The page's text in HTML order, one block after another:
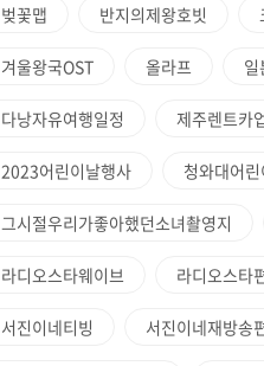
벚꽃맵 반지의제왕호빗
겨울왕국OST 올라프
다낭자유여행일정 제주렌트카
2023어린이날행사 청와대어
그시절우리가좋아했던소녀촬영지
라디오스타웨이브 라디오스타
서진이네티빙 서진이네재방송